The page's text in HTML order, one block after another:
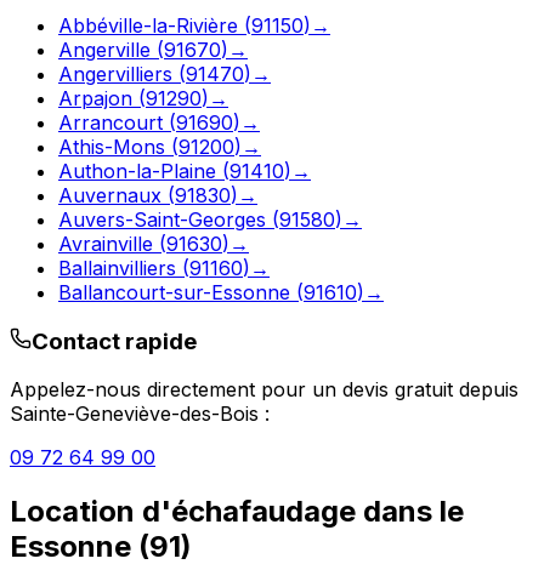
Abbéville-la-Rivière (91150) →
Angerville (91670) →
Angervilliers (91470) →
Arpajon (91290) →
Arrancourt (91690) →
Athis-Mons (91200) →
Authon-la-Plaine (91410) →
Auvernaux (91830) →
Auvers-Saint-Georges (91580) →
Avrainville (91630) →
Ballainvilliers (91160) →
Ballancourt-sur-Essonne (91610) →
Contact rapide
Appelez-nous directement pour un devis gratuit depuis
Sainte-Geneviève-des-Bois :
09 72 64 99 00
Location d'échafaudage dans le
Essonne (91)